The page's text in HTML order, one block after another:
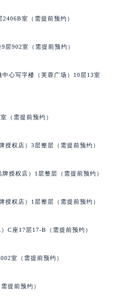
室（需提前预约）
层902室（需提前预约）
心写字楼（芙蓉广场）10层13室
（需提前预约）
授权店）3层整层（需提前预约）
授权店）1层整层（需提前预约）
授权店）1层整层（需提前预约）
C座17层17-B（需提前预约）
室（需提前预约）
提前预约）